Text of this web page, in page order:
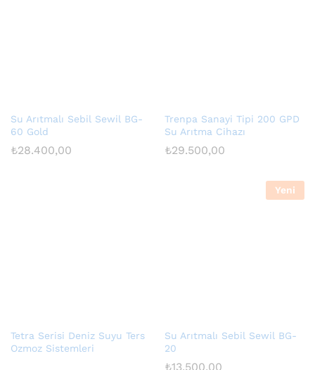
Su Arıtmalı Sebil Sewil BG-
60 Gold
₺28.400,00
Trenpa Sanayi Tipi 200 GPD
Su Arıtma Cihazı
₺29.500,00
Tetra Serisi Deniz Suyu Ters
Ozmoz Sistemleri
Yeni
Su Arıtmalı Sebil Sewil BG-
20
₺13.500,00